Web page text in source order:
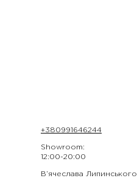
+380991646244
Showroom:
12:00-20:00
В’ячеслава Липинського